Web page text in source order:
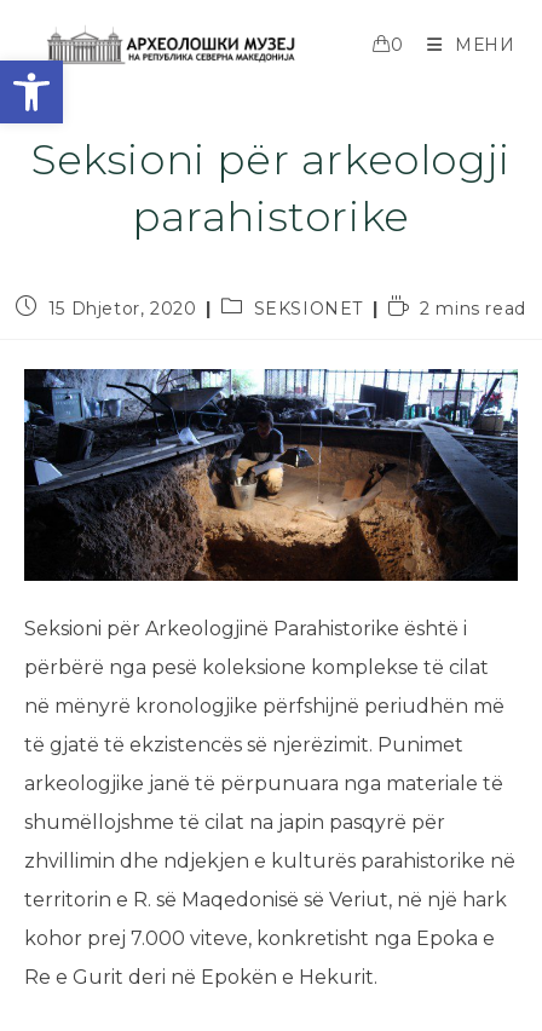
Open toolbar
0 МЕНИ
Seksioni për arkeologji
parahistorike
15 Dhjetor, 2020 SEKSIONET 2 mins read
Seksioni për Arkeologjinë Parahistorike është i
përbërë nga pesë koleksione komplekse të cilat
në mënyrë kronologjike përfshijnë periudhën më
të gjatë të ekzistencës së njerëzimit. Punimet
arkeologjike janë të përpunuara nga materiale të
shumëllojshme të cilat na japin pasqyrë për
zhvillimin dhe ndjekjen e kulturës parahistorike në
territorin e R. së Maqedonisë së Veriut, në një hark
kohor prej 7.000 viteve, konkretisht nga Epoka e
Re e Gurit deri në Epokën e Hekurit.